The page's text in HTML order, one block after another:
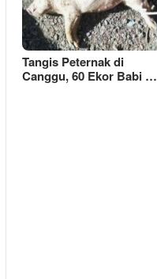
Tangis Peternak di
Canggu, 60 Ekor Babi …